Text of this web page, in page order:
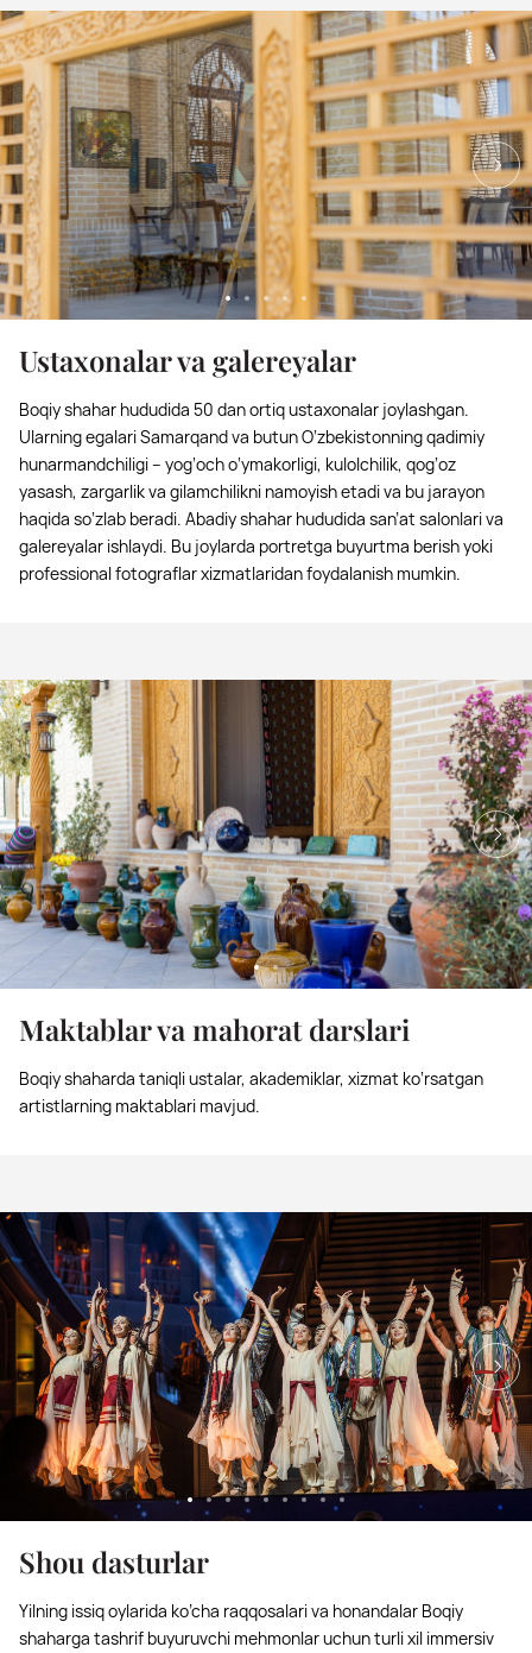
Ustaxonalar va galereyalar
Boqiy shahar hududida 50 dan ortiq ustaxonalar joylashgan.
Ularning egalari Samarqand va butun O‘zbekistonning qadimiy
hunarmandchiligi – yog‘och o‘ymakorligi, kulolchilik, qog‘oz
yasash, zargarlik va gilamchilikni namoyish etadi va bu jarayon
haqida so‘zlab beradi. Abadiy shahar hududida san’at salonlari va
galereyalar ishlaydi. Bu joylarda portretga buyurtma berish yoki
professional fotograflar xizmatlaridan foydalanish mumkin.
Maktablar va mahorat darslari
Boqiy shaharda taniqli ustalar, akademiklar, xizmat ko‘rsatgan
artistlarning maktablari mavjud.
Shou dasturlar
Yilning issiq oylarida ko’cha raqqosalari va honandalar Boqiy
shaharga tashrif buyuruvchi mehmonlar uchun turli xil immersiv